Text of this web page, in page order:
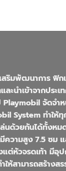
สริมพัฒนาการ ฟิก
นำเข้าจากประเ
จัดจำห
System ทำให้
ล่นด้วยกันได้ทั้งห
วามสูง 7.5 ซม แ
ต่หัวจรดเท้า มีอุ
ให้สามารถสร้างส